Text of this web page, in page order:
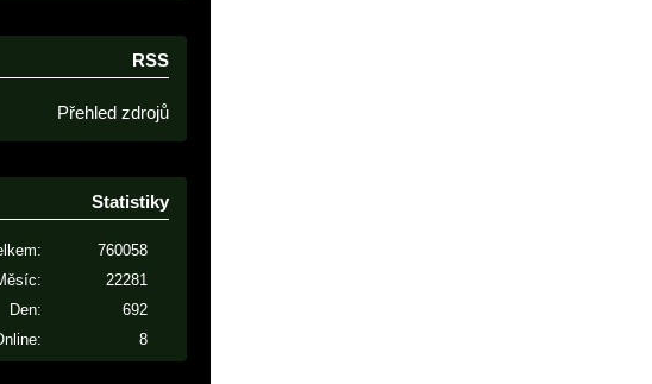
RSS
Přehled zdrojů
Statistiky
8
760058
22281
Den:
692